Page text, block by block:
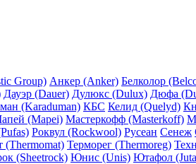
Group) Анкер (Anker) Белколор
Дауэр (Dauer) Дулюкс (Dulux) Дюфа
(Karaduman) КБС Келид (Quelyd)
(Mapei) Мастеркофф (Masterkoff)
Роквул (Rockwool) Русеан Сенеж
(Thermomat) Терморег (Thermoreg)
(Sheetrock) Юнис (Unis) Ютафол